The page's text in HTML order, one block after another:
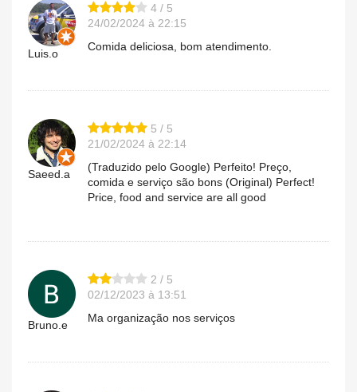
Luis.o
4 / 5
24/02/2024 à 22:15
Comida deliciosa, bom atendimento.
Saeed.a
5 / 5
21/02/2024 à 22:14
(Traduzido pelo Google) Perfeito! Preço,
comida e serviço são bons (Original) Perfect!
Price, food and service are all good
Bruno.e
2 / 5
02/12/2023 à 13:51
Ma organização nos serviços